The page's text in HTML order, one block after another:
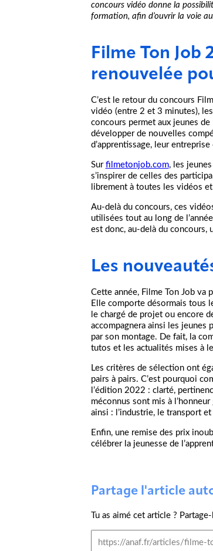
concours vidéo donne la
formation, afin d’ouvrir la voie
Filme Ton Job
renouvelée
C’est le retour du concours
vidéo (entre 2 et 3 minutes),
concours permet aux jeunes de
développer de nouvelles
d’apprentissage, leur entreprise
Sur filmetonjob.com, les
s’inspirer de celles des
librement à toutes les vidéos
Au-delà du concours, ces
utilisées tout au long de
est donc, au-delà du concours,
Les
Cette année, Filme Ton Job va
Elle comporte désormais tous
le chargé de projet ou encore
accompagnera ainsi les jeunes
par son montage. De fait, la
tutos et les actualités mises à
Les critères de sélection ont
pairs à pairs. C’est pourquoi
l’édition 2022 : clarté,
méconnus sont mis à
ainsi : l’industrie, le transport
Enfin, une remise des prix
célébrer la jeunesse de
Partage l'article
Tu as aimé cet article ?